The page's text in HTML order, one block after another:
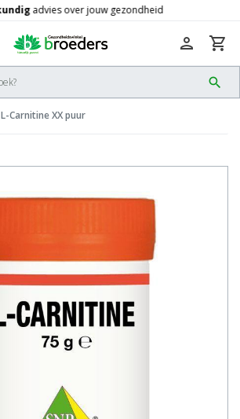
check Gratisverzending vanaf 50,-
search
person shopping_cart
L-Carnitine XX puur